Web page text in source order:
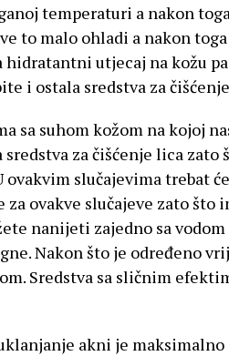
temperaturi a nakon
to malo ohladi a nakon
utjecaj na kožu pa
i ostala sredstva za
sa suhom kožom na kojoj
sredstva za čišćenje lica
ovakvim slučajevima trebat
za ovakve slučajeve zato
nanijeti zajedno sa
Nakon što je određeno
Sredstva sa sličnim
akni je